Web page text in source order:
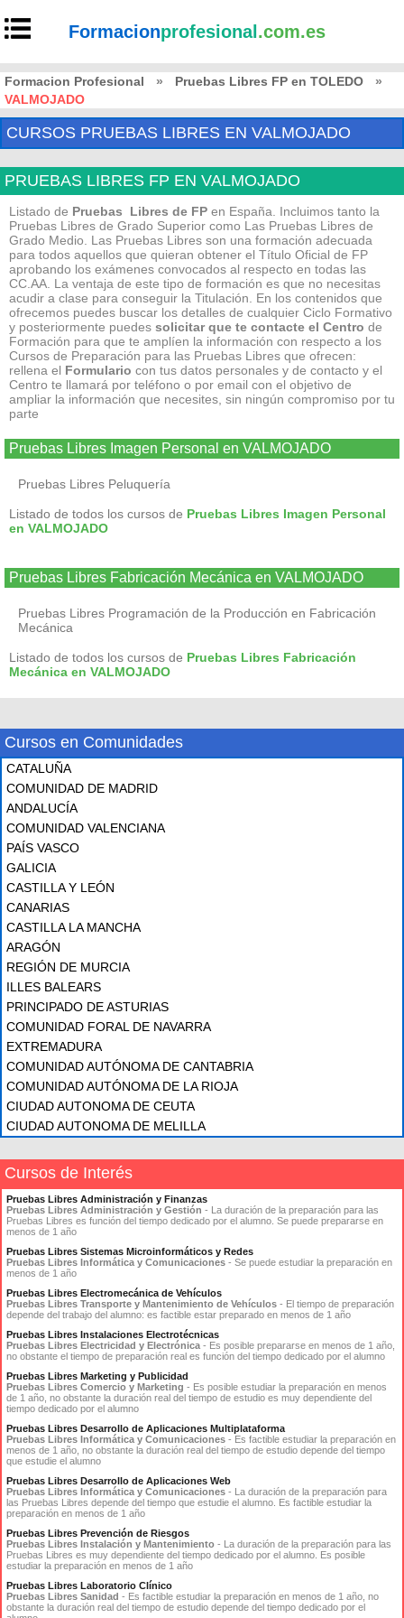
Formacionprofesional .com.es
Formacion Profesional » Pruebas Libres FP en TOLEDO
»
VALMOJADO
CURSOS PRUEBAS LIBRES EN VALMOJADO
PRUEBAS LIBRES FP EN VALMOJADO
Listado de Pruebas Libres de FP en España. Incluimos tanto la
Pruebas Libres de Grado Superior como Las Pruebas Libres de
Grado Medio. Las Pruebas Libres son una formación adecuada
para todos aquellos que quieran obtener el Título Oficial de FP
aprobando los exámenes convocados al respecto en todas las
CC.AA. La ventaja de este tipo de formación es que no necesitas
acudir a clase para conseguir la Titulación. En los contenidos que
ofrecemos puedes buscar los detalles de cualquier Ciclo Formativo
y posteriormente puedes solicitar que te contacte el Centro de
Formación para que te amplíen la información con respecto a los
Cursos de Preparación para las Pruebas Libres que ofrecen:
rellena el Formulario con tus datos personales y de contacto y el
Centro te llamará por teléfono o por email con el objetivo de
ampliar la información que necesites, sin ningún compromiso por tu
parte
Pruebas Libres Imagen Personal en VALMOJADO
Pruebas Libres Peluquería
Listado de todos los cursos de Pruebas Libres Imagen Personal
en VALMOJADO
Pruebas Libres Fabricación Mecánica en VALMOJADO
Pruebas Libres Programación de la Producción en Fabricación
Mecánica
Listado de todos los cursos de Pruebas Libres Fabricación
Mecánica en VALMOJADO
Cursos en Comunidades
CATALUÑA
COMUNIDAD DE MADRID
ANDALUCÍA
COMUNIDAD VALENCIANA
PAÍS VASCO
GALICIA
CASTILLA Y LEÓN
CANARIAS
CASTILLA LA MANCHA
ARAGÓN
REGIÓN DE MURCIA
ILLES BALEARS
PRINCIPADO DE ASTURIAS
COMUNIDAD FORAL DE NAVARRA
EXTREMADURA
COMUNIDAD AUTÓNOMA DE CANTABRIA
COMUNIDAD AUTÓNOMA DE LA RIOJA
CIUDAD AUTONOMA DE CEUTA
CIUDAD AUTONOMA DE MELILLA
Cursos de Interés
Pruebas Libres Administración y Finanzas
Pruebas Libres Administración y Gestión - La duración de la preparación para las
Pruebas Libres es función del tiempo dedicado por el alumno. Se puede prepararse en
menos de 1 año
Pruebas Libres Sistemas Microinformáticos y Redes
Pruebas Libres Informática y Comunicaciones - Se puede estudiar la preparación en
menos de 1 año
Pruebas Libres Electromecánica de Vehículos
Pruebas Libres Transporte y Mantenimiento de Vehículos - El tiempo de preparación
depende del trabajo del alumno: es factible estar preparado en menos de 1 año
Pruebas Libres Instalaciones Electrotécnicas
Pruebas Libres Electricidad y Electrónica - Es posible prepararse en menos de 1 año,
no obstante el tiempo de preparación real es función del tiempo dedicado por el alumno
Pruebas Libres Marketing y Publicidad
Pruebas Libres Comercio y Marketing - Es posible estudiar la preparación en menos
de 1 año, no obstante la duración real del tiempo de estudio es muy dependiente del
tiempo dedicado por el alumno
Pruebas Libres Desarrollo de Aplicaciones Multiplataforma
Pruebas Libres Informática y Comunicaciones - Es factible estudiar la preparación en
menos de 1 año, no obstante la duración real del tiempo de estudio depende del tiempo
que estudie el alumno
Pruebas Libres Desarrollo de Aplicaciones Web
Pruebas Libres Informática y Comunicaciones - La duración de la preparación para
las Pruebas Libres depende del tiempo que estudie el alumno. Es factible estudiar la
preparación en menos de 1 año
Pruebas Libres Prevención de Riesgos
Pruebas Libres Instalación y Mantenimiento - La duración de la preparación para las
Pruebas Libres es muy dependiente del tiempo dedicado por el alumno. Es posible
estudiar la preparación en menos de 1 año
Pruebas Libres Laboratorio Clínico
Pruebas Libres Sanidad - Es factible estudiar la preparación en menos de 1 año, no
obstante la duración real del tiempo de estudio depende del tiempo dedicado por el